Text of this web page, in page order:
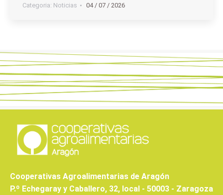
Categoria: Noticias 04 / 07 / 2026
Cooperativas Agroalimentarias de Aragón
P.º Echegaray y Caballero, 32, local - 50003 - Zaragoza